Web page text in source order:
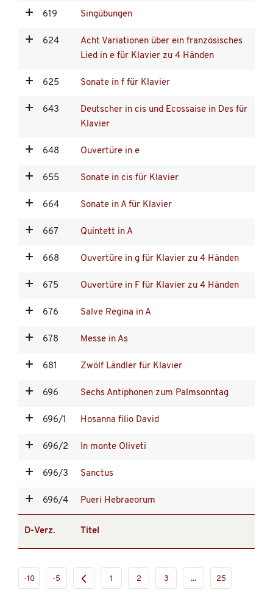
619 Singübungen
624
Acht Variationen über ein französisches
Lied in e für Klavier zu 4 Händen
625 Sonate in f für Klavier
643
Deutscher in cis und Ecossaise in Des für
Klavier
648 Ouvertüre in e
655 Sonate in cis für Klavier
664 Sonate in A für Klavier
667 Quintett in A
668 Ouvertüre in g für Klavier zu 4 Händen
675 Ouvertüre in F für Klavier zu 4 Händen
676 Salve Regina in A
678 Messe in As
681 Zwölf Ländler für Klavier
696 Sechs Antiphonen zum Palmsonntag
696/1 Hosanna filio David
696/2 In monte Oliveti
696/3 Sanctus
696/4 Pueri Hebraeorum
D-Verz. Titel
-10 -5 1 2 3 ... 25